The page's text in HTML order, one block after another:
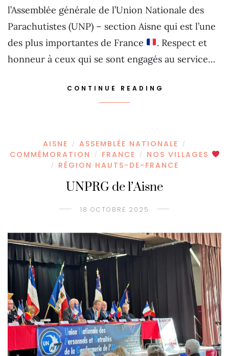
l’Assemblée générale de l’Union Nationale des
Parachutistes (UNP) – section Aisne qui est l’une
des plus importantes de France
. Respect et
honneur à ceux qui se sont engagés au service…
CONTINUE READING
AISNE / ASSEMBLÉE NATIONALE /
COMMÉMORATION / FRANCE / NOS VILLAGES
/ RÉGION HAUTS-DE-FRANCE
UNPRG de l’Aisne
18 OCTOBRE 2025